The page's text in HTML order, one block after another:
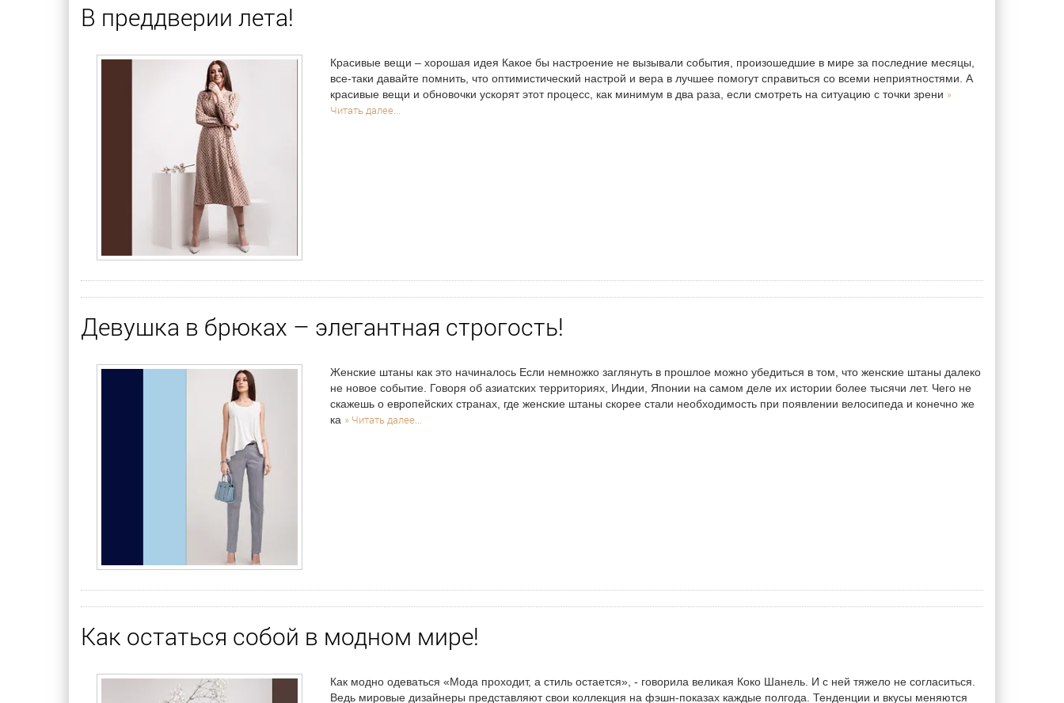
В преддверии лета!
Красивые вещи – хорошая идея Какое бы настроение не вызывали события, произошедшие в мире за последние месяцы,
все-таки давайте помнить, что оптимистический настрой и вера в лучшее помогут справиться со всеми неприятностями. А
красивые вещи и обновочки ускорят этот процесс, как минимум в два раза, если смотреть на ситуацию с точки зрени »
Читать далее...
Девушка в брюках – элегантная строгость!
Женские штаны как это начиналось Если немножко заглянуть в прошлое можно убедиться в том, что женские штаны далеко
не новое событие. Говоря об азиатских территориях, Индии, Японии на самом деле их истории более тысячи лет. Чего не
скажешь о европейских странах, где женские штаны скорее стали необходимость при появлении велосипеда и конечно же
ка » Читать далее...
Как остаться собой в модном мире!
Как модно одеваться «Мода проходит, а стиль остается», - говорила великая Коко Шанель. И с ней тяжело не согласиться.
Ведь мировые дизайнеры представляют свои коллекция на фэшн-показах каждые полгода. Тенденции и вкусы меняются